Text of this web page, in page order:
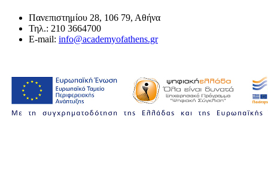
Πανεπιστημίου 28, 106 79, Αθήνα
Τηλ.: 210 3664700
E-mail: info@academyofathens.gr